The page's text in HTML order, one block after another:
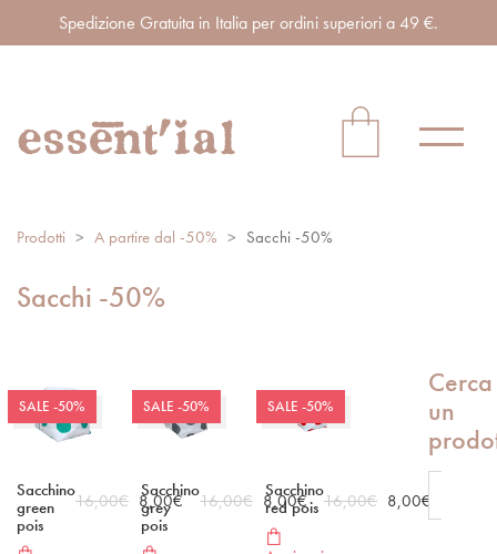
Spedizione Gratuita in Italia per ordini superiori a 49 €.
Prodotti > A partire dal -50% > Sacchi -50%
Sacchi -50%
SALE -50%
Sacchino
green
pois
16,00€ 8,00€
SALE -50%
Sacchino
grey
pois
16,00€ 8,00€
SALE -50%
Sacchino
red pois 16,00€ 8,00€
Cerca
un